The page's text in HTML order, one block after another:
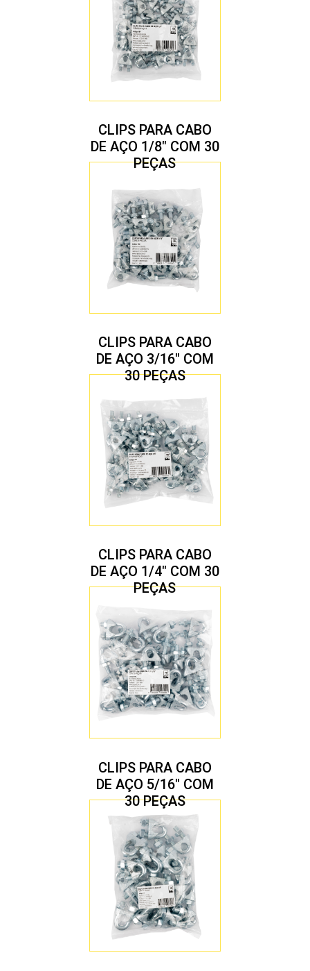
CLIPS PARA CABO
DE AÇO 1/8″ COM 30
PEÇAS
CLIPS PARA CABO
DE AÇO 3/16″ COM
30 PEÇAS
CLIPS PARA CABO
DE AÇO 1/4″ COM 30
PEÇAS
CLIPS PARA CABO
DE AÇO 5/16″ COM
30 PEÇAS